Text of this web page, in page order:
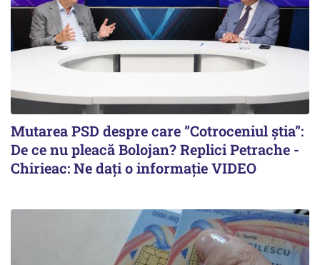
Mutarea PSD despre care ”Cotroceniul știa”:
De ce nu pleacă Bolojan? Replici Petrache -
Chirieac: Ne dați o informație VIDEO